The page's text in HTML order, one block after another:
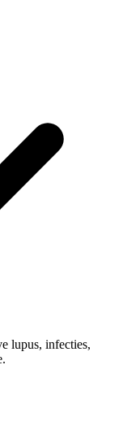
lupus, infecties,